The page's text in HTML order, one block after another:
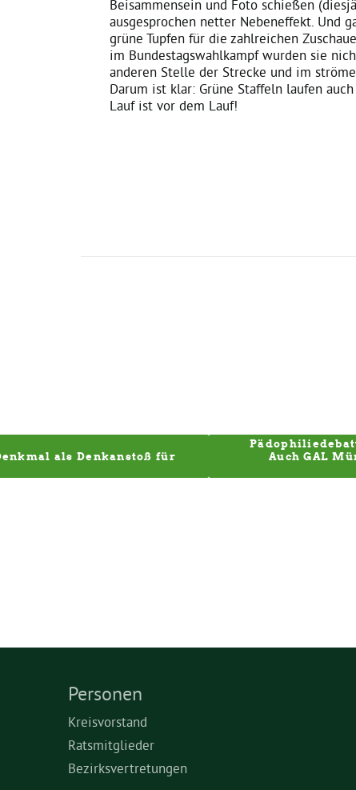
Beisammensein und Foto schießen
ausgesprochen netter Nebeneffekt. Und
grüne Tupfen für die zahlreichen
im Bundestagswahlkampf wurden sie
anderen Stelle der Strecke und im
Darum ist klar: Grüne Staffeln laufen
Lauf ist vor dem Lauf!
als Denkanstoß für
Auch GAL
Personen
Kreisvorstand
Ratsmitglieder
Bezirksvertretungen